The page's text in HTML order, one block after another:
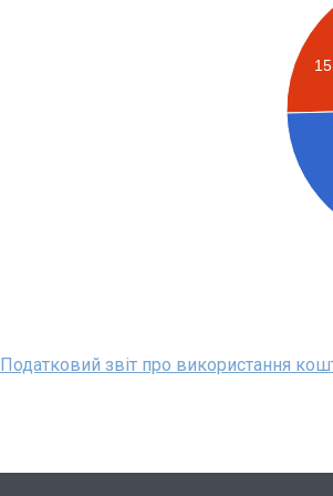
Податковий звіт про використання